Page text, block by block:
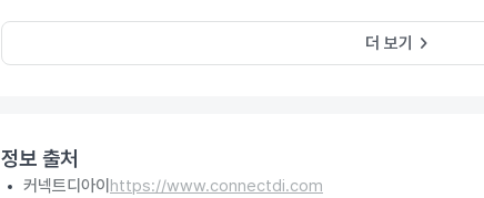
더 보기 keyboard_arrow_right
정보 출처
커넥트디아이 https://www.connectdi.com